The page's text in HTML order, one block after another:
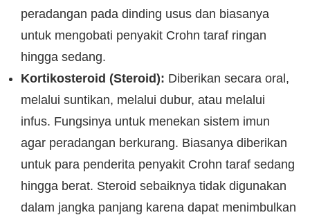
peradangan pada dinding usus dan biasanya
untuk mengobati penyakit Crohn taraf ringan
hingga sedang.
Kortikosteroid (Steroid): Diberikan secara oral,
melalui suntikan, melalui dubur, atau melalui
infus. Fungsinya untuk menekan sistem imun
agar peradangan berkurang. Biasanya diberikan
untuk para penderita penyakit Crohn taraf sedang
hingga berat. Steroid sebaiknya tidak digunakan
dalam jangka panjang karena dapat menimbulkan